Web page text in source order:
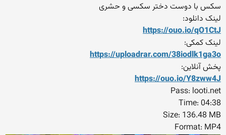
سکس با دوست دختر سکسی و حشری
لینک دانلود:
https://ouo.io/qO1CtJ
لینک کمکی:
https://uploadrar.com/38iodlk1ga3o
پخش آنلاین:
https://ouo.io/Y8zww4J
Pass: looti.net
Time: 04:38
Size: 136.48 MB
Format: MP4